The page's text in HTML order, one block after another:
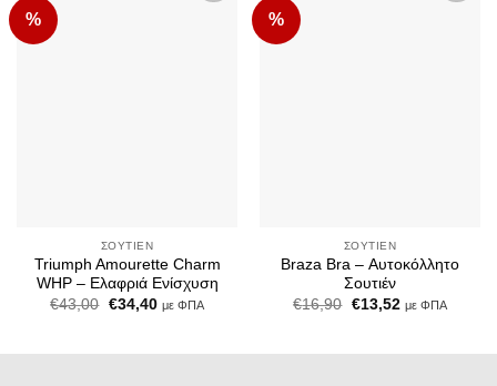
%
ΣΟΥΤΙΈΝ
Triumph Amourette Charm
WHP – Ελαφριά Ενίσχυση
€43,00 Original
€34,40Ημε ΦΠΑ
%
ΣΟΥΤΙΈΝ
Braza Bra – Αυτοκόλλητο
Σουτιέν
€16,90 Original
€13,52Ημε ΦΠΑ